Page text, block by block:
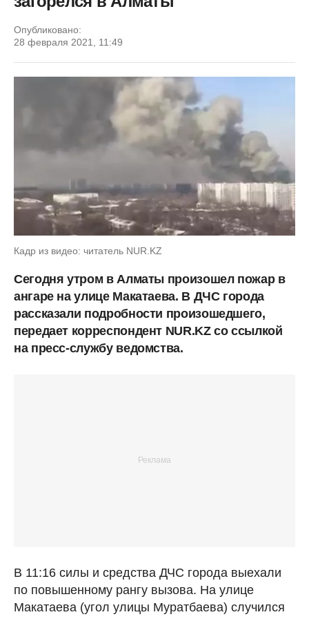
Опубликовано:
28 февраля 2021, 11:49
Кадр из видео: читатель NUR.KZ
Сегодня утром в Алматы произошел пожар в
ангаре на улице Макатаева. В ДЧС города
рассказали подробности произошедшего,
передает корреспондент NUR.KZ со ссылкой
на пресс-службу ведомства.
В 11:16 силы и средства ДЧС города выехали
по повышенному рангу вызова. На улице
Макатаева (угол улицы Муратбаева) случился